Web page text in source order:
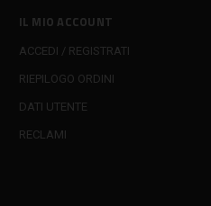
IL MIO ACCOUNT
ACCEDI / REGISTRATI
RIEPILOGO ORDINI
DATI UTENTE
RECLAMI